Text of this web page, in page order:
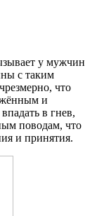
у мужчин
с таким
что
и
в гнев,
поводам, что
и принятия.